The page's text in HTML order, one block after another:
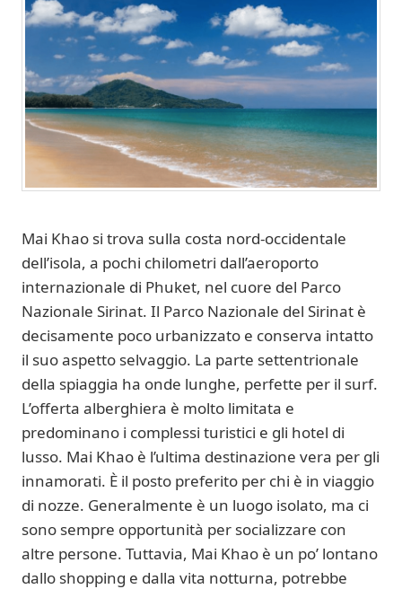
Mai Khao si trova sulla costa nord-occidentale
dell’isola, a pochi chilometri dall’aeroporto
internazionale di Phuket, nel cuore del Parco
Nazionale Sirinat. Il Parco Nazionale del Sirinat è
decisamente poco urbanizzato e conserva intatto
il suo aspetto selvaggio. La parte settentrionale
della spiaggia ha onde lunghe, perfette per il surf.
L’offerta alberghiera è molto limitata e
predominano i complessi turistici e gli hotel di
lusso. Mai Khao è l’ultima destinazione vera per gli
innamorati. È il posto preferito per chi è in viaggio
di nozze. Generalmente è un luogo isolato, ma ci
sono sempre opportunità per socializzare con
altre persone. Tuttavia, Mai Khao è un po’ lontano
dallo shopping e dalla vita notturna, potrebbe